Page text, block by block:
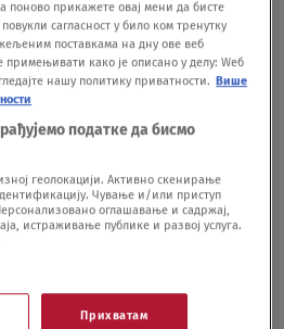
čiji je vlasnik država.
Vojvodine” dodelile ovim
radove na uređenju
poljoprivredog
Šidu i Staroj Pazovi.
čija vrednost varira od
поново прикажете овај мени да бисте
сагласност у било ком тренутку
поставкама на дну ове веб
како је описано у делу: Wеб
нашу политику приватности. Више
податке да бисмо
геолокацији. Активно скенирање
Чување и/или приступ
оглашавање и садржај,
истраживање публике и развој услуга.
Прихватам